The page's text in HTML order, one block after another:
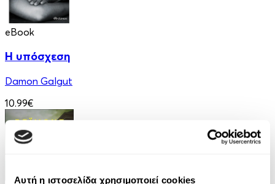
Αυτή η ιστοσελίδα χρησιμοποιεί cookies
eBook
Η υπόσχεση
Damon Galgut
10.99€